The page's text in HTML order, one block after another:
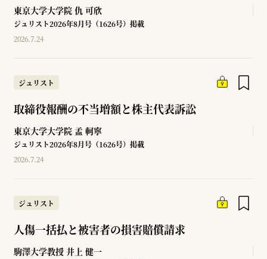
東京大学大学院 仇 可欣
ジュリスト2026年8月号（1626号）掲載
2026.7.24
ジュリスト
取締役報酬の不当増額と株主代表訴訟
東京大学大学院 孟 軻寧
ジュリスト2026年8月号（1626号）掲載
2026.7.24
ジュリスト
人傷一括払と被害者の損害賠償請求
駒澤大学教授 井上 健一